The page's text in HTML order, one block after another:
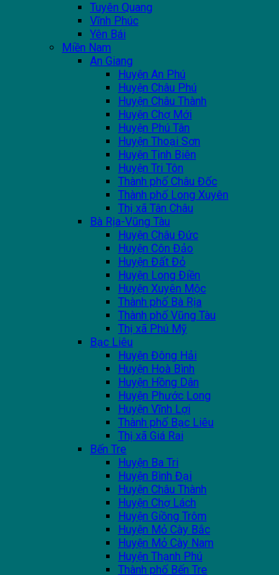
Tuyên Quang
Vĩnh Phúc
Yên Bái
Miền Nam
An Giang
Huyện An Phú
Huyện Châu Phú
Huyện Châu Thành
Huyện Chợ Mới
Huyện Phú Tân
Huyện Thoại Sơn
Huyện Tịnh Biên
Huyện Tri Tôn
Thành phố Châu Đốc
Thành phố Long Xuyên
Thị xã Tân Châu
Bà Rịa-Vũng Tàu
Huyện Châu Đức
Huyện Côn Đảo
Huyện Đất Đỏ
Huyện Long Điền
Huyện Xuyên Mộc
Thành phố Bà Rịa
Thành phố Vũng Tàu
Thị xã Phú Mỹ
Bạc Liêu
Huyện Đông Hải
Huyện Hoà Bình
Huyện Hồng Dân
Huyện Phước Long
Huyện Vĩnh Lợi
Thành phố Bạc Liêu
Thị xã Giá Rai
Bến Tre
Huyện Ba Tri
Huyện Bình Đại
Huyện Châu Thành
Huyện Chợ Lách
Huyện Giồng Trôm
Huyện Mỏ Cày Bắc
Huyện Mỏ Cày Nam
Huyện Thạnh Phú
Thành phố Bến Tre